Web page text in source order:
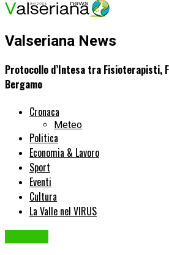
Valseriana News
Protocollo d’Intesa tra Fisioterapisti,
Bergamo
Cronaca
Meteo
Politica
Economia & Lavoro
Sport
Eventi
Cultura
La Valle nel VIRUS